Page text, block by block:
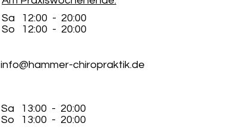
Sa 12:00 - 20:00
So 12:00 - 20:00
info@hammer-chiropraktik.de
Sa 13:00 - 20:00
So 13:00 - 20:00